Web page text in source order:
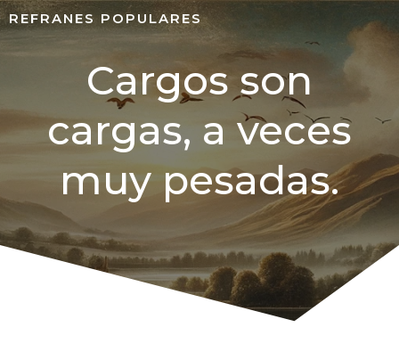
REFRANES POPULARES
Cargos son
cargas, a veces
muy pesadas.